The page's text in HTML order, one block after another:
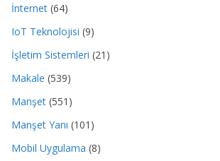
İnternet (64)
IoT Teknolojisi (9)
İşletim Sistemleri (21)
Makale (539)
Manşet (551)
Manşet Yanı (101)
Mobil Uygulama (8)